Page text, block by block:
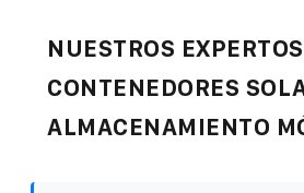
NUESTROS
CONTENEDORES
ALMACENAMIENTO